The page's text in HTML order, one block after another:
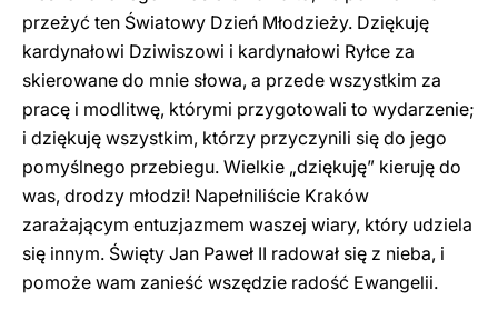
przeżyć ten Światowy Dzień Młodzieży. Dziękuję
kardynałowi Dziwiszowi i kardynałowi Ryłce za
skierowane do mnie słowa, a przede wszystkim za
pracę i modlitwę, którymi przygotowali to wydarzenie;
i dziękuję wszystkim, którzy przyczynili się do jego
pomyślnego przebiegu. Wielkie „dziękuję” kieruję do
was, drodzy młodzi! Napełniliście Kraków
zarażającym entuzjazmem waszej wiary, który udziela
się innym. Święty Jan Paweł II radował się z nieba, i
pomoże wam zanieść wszędzie radość Ewangelii.